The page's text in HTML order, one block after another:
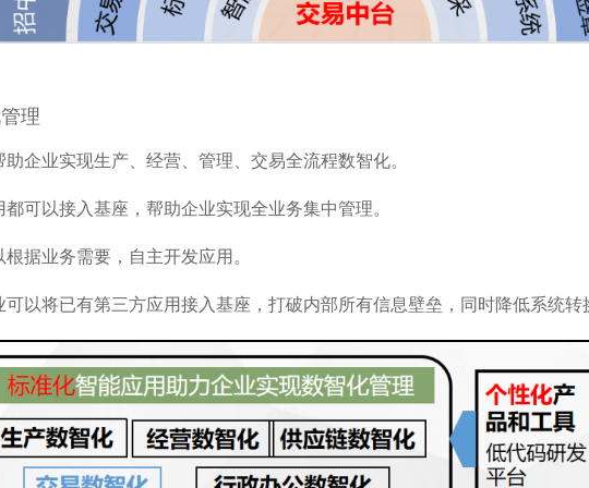
理
企业实现生产、经营、管理、交易全流程数智化。
可以接入基座，帮助企业实现全业务集中管理。
据业务需要，自主开发应用。
以将已有第三方应用接入基座，打破内部所有信息壁垒，同时降低系统转